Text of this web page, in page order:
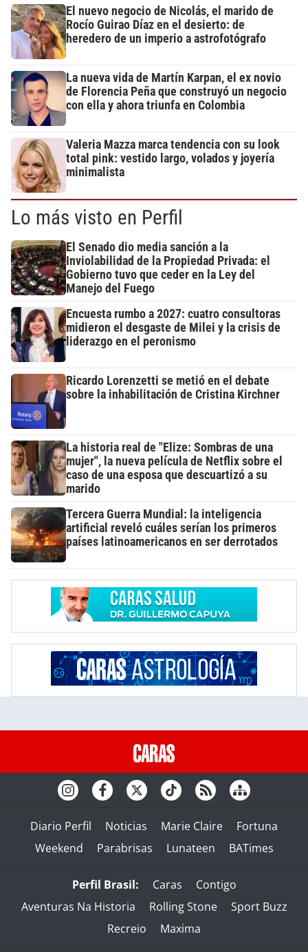
El nuevo negocio de Nicolás, el marido de
Rocío Guirao Díaz en el desierto: de
heredero de un imperio a astrofotógrafo
La nueva vida de Martín Karpan, el ex novio
de Florencia Peña que construyó un negocio
con ella y ahora triunfa en Colombia
Valeria Mazza marca tendencia con su look
total pink: vestido largo, volados y joyería
minimalista
Lo más visto en Perfil
El Senado dio media sanción a la
Inviolabilidad de la Propiedad Privada: el
Gobierno tuvo que ceder en la Ley del
Manejo del Fuego
Encuesta rumbo a 2027: cuatro consultoras
midieron el desgaste de Milei y la crisis de
liderazgo en el peronismo
Ricardo Lorenzetti se metió en el debate
sobre la inhabilitación de Cristina Kirchner
La historia real de "Elize: Sombras de una
mujer", la nueva película de Netflix sobre el
caso de una esposa que descuartizó a su
marido
Tercera Guerra Mundial: la inteligencia
artificial reveló cuáles serían los primeros
países latinoamericanos en ser derrotados
Diario Perfil Noticias Marie Claire
Fortuna
Weekend
Parabrisas Lunateen BATimes
Perfil Brasil: Caras
Contigo
Aventuras Na Historia
Rolling Stone
Sport Buzz
Recreio
Maxima